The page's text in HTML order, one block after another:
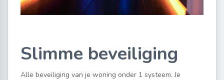
Slimme beveiliging
Alle beveiliging van je woning onder 1 systeem. Je